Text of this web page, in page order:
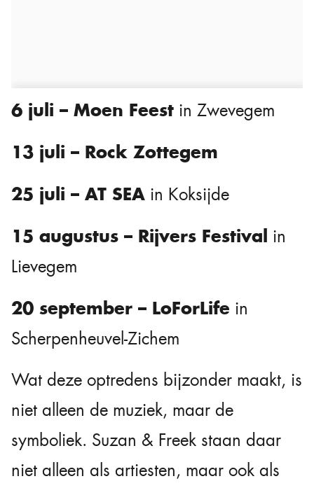
6 juli – Moen Feest in Zwevegem
13 juli – Rock Zottegem
25 juli – AT SEA in Koksijde
15 augustus – Rijvers Festival in
Lievegem
20 september – LoForLife in
Scherpenheuvel-Zichem
Wat deze optredens bijzonder maakt, is
niet alleen de muziek, maar de
symboliek. Suzan & Freek staan daar
niet alleen als artiesten, maar ook als